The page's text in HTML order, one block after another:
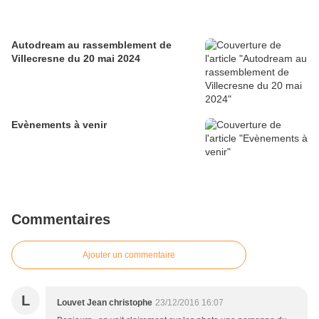
Autodream au rassemblement de
Villecresne du 20 mai 2024
Evènements à venir
Commentaires
Ajouter un commentaire
L Louvet Jean christophe 23/12/2016 16:07